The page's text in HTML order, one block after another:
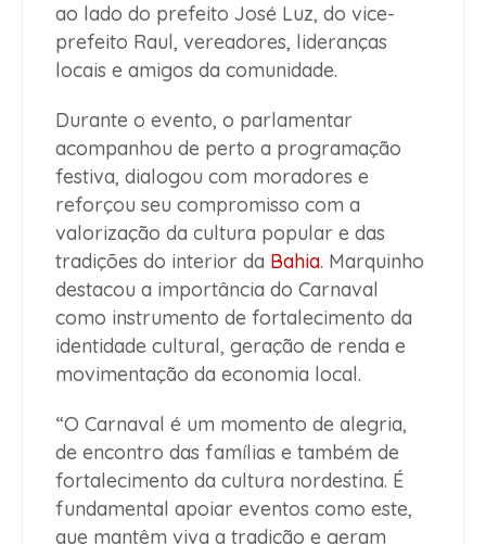
ao lado do prefeito José Luz, do vice-
prefeito Raul, vereadores, lideranças
locais e amigos da comunidade.
Durante o evento, o parlamentar
acompanhou de perto a programação
festiva, dialogou com moradores e
reforçou seu compromisso com a
valorização da cultura popular e das
tradições do interior da Bahia. Marquinho
destacou a importância do Carnaval
como instrumento de fortalecimento da
identidade cultural, geração de renda e
movimentação da economia local.
“O Carnaval é um momento de alegria,
de encontro das famílias e também de
fortalecimento da cultura nordestina. É
fundamental apoiar eventos como este,
que mantêm viva a tradição e geram